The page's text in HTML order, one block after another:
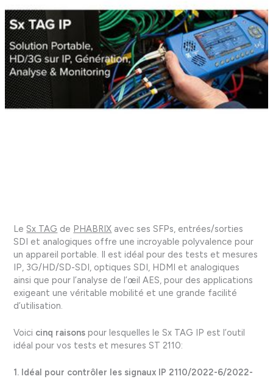
LeSx TAG de PHABRIX avec ses SFPs, entrées/sorties
SDI et analogiques offre une incroyable polyvalence pour
un appareil portable. Il est idéal pour des tests et mesures
IP, 3G/HD/SD-SDI, optiques SDI, HDMI et analogiques
ainsi que pour l’analyse de l’œil AES, pour des applications
exigeant une véritable mobilité et une grande facilité
d’utilisation.
Voici cinq raisons pour lesquelles le Sx TAG IP est l’outil
idéal pour vos tests et mesures ST 2110:
1. Idéal pour contrôler les signaux IP 2110/2022-6/2022-